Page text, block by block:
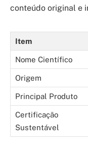
conteúdo original e
Item
Nome Científico
Origem
Principal Produto
Certificação
Sustentável